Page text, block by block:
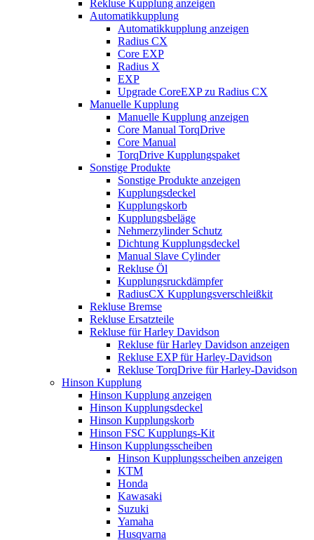
Rekluse Kupplung anzeigen
Automatikkupplung
Automatikkupplung anzeigen
Radius CX
Core EXP
Radius X
EXP
Upgrade CoreEXP zu Radius CX
Manuelle Kupplung
Manuelle Kupplung anzeigen
Core Manual TorqDrive
Core Manual
TorqDrive Kupplungspaket
Sonstige Produkte
Sonstige Produkte anzeigen
Kupplungsdeckel
Kupplungskorb
Kupplungsbeläge
Nehmerzylinder Schutz
Dichtung Kupplungsdeckel
Manual Slave Cylinder
Rekluse Öl
Kupplungsruckdämpfer
RadiusCX Kupplungsverschleißkit
Rekluse Bremse
Rekluse Ersatzteile
Rekluse für Harley Davidson
Rekluse für Harley Davidson anzeigen
Rekluse EXP für Harley-Davidson
Rekluse TorqDrive für Harley-Davidson
Hinson Kupplung
Hinson Kupplung anzeigen
Hinson Kupplungsdeckel
Hinson Kupplungskorb
Hinson FSC Kupplungs-Kit
Hinson Kupplungsscheiben
Hinson Kupplungsscheiben anzeigen
KTM
Honda
Kawasaki
Suzuki
Yamaha
Husqvarna